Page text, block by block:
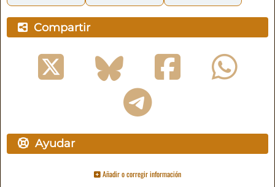
Compartir
Ayudar
Añadir o corregir información